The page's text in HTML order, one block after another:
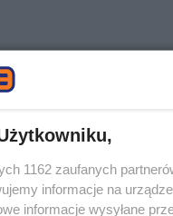
US Open
1162 zaufanych
informacje na
informacje wysyłane